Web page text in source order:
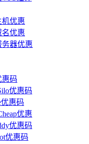
机优惠
优惠
器优惠
惠码
优惠码
优惠码
优惠
优惠码
优惠码